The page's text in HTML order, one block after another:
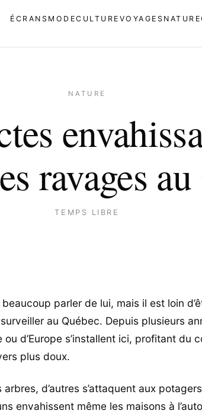
ÉCRANS MODECULTURE VOYAGES NATURE
NATURE
ravages
TEMPS LIBRE
parler de lui, mais il est loin
au Québec. Depuis plusieurs
ou d’Europe s’installent ici, profitant du
plus doux.
d’autres s’attaquent aux
envahissent même les maisons à